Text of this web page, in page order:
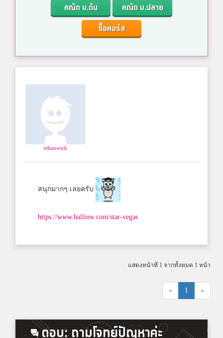
คณิต ม.ต้น
คณิต ม.ปลาย
ซื้อคอร์ส
ethanwick
สนุกมากๆ เลยครับ
https://www.ballinw.com/star-vegas
แสดงหน้าที่ 1 จากทั้งหมด 1 หน้า
« 1 »
ตอบ: ถามโจทย์ปัญหาค่ะ